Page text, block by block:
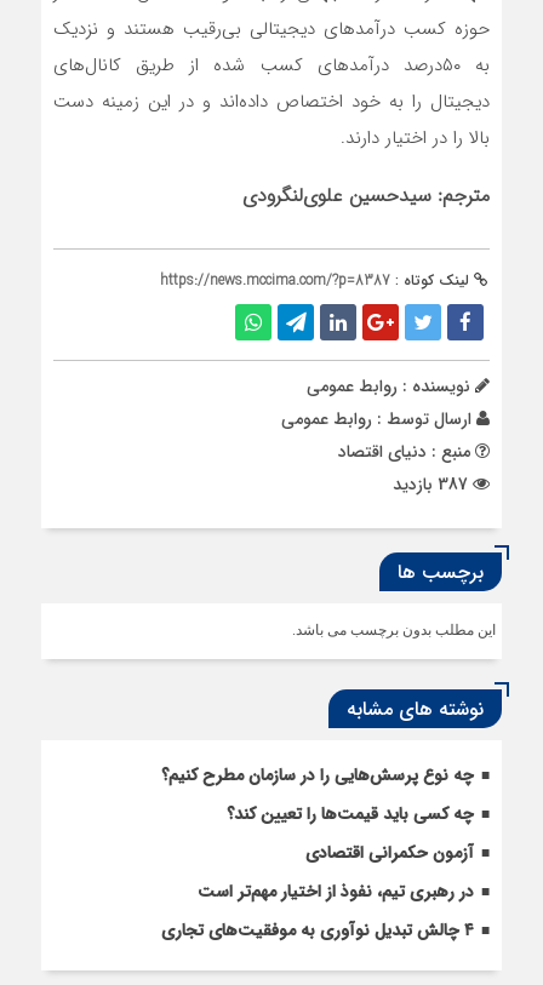
حوزه کسب درآمدهای دیجیتالی بی‌‌‌رقیب هستند و نزدیک
به ۵۰‌درصد درآمدهای کسب شده از طریق کانال‌‌‌های
دیجیتال را به خود اختصاص داده‌‌‌اند و در این زمینه دست
بالا را در اختیار دارند.
مترجم: سید‌حسین علوی‌لنگرودی
لینک کوتاه : https://news.mccima.com/?p=8387
نویسنده : روابط عمومی
ارسال توسط : روابط عمومی
منبع : دنیای اقتصاد
برچسب ها
این مطلب بدون برچسب می باشد.
نوشته های مشابه
چه نوع پرسش‌هایی را در سازمان مطرح کنیم؟
چه کسی باید قیمت‌ها را تعیین کند؟
آزمون حکمرانی اقتصادی
در رهبری تیم، نفوذ از اختیار مهم‌تر است
۴ چالش تبدیل نوآوری به موفقیت‌های تجاری